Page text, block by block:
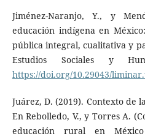
Jiménez-Naranjo, Y., y
educación indígena en
pública integral, cualitativa y
Estudios Sociales y
https://doi.org/10.29043/
Juárez, D. (2019). Contexto de
En Rebolledo, V., y Torres A.
educación rural en México